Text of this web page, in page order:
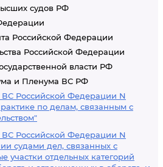
судов РФ
Российской Федерации
Российской Федерации
власти РФ
и Пленума ВС РФ
ВС Российской Федерации N
по делам, связанным с
ВС Российской Федерации N
судами дел, связанных с
участки отдельных категорий